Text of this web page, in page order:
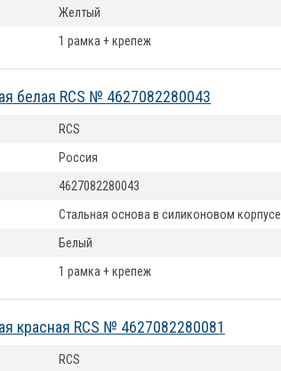
Желтый
1 рамка + крепеж
белая RCS № 4627082280043
RCS
Россия
4627082280043
Стальная основа в силиконовом корпусе
Белый
1 рамка + крепеж
красная RCS № 4627082280081
RCS